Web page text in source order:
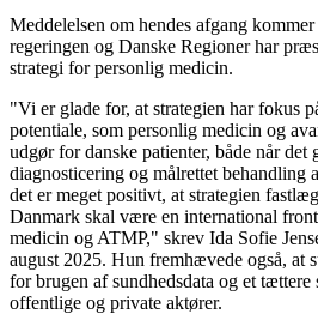
Meddelelsen om hendes afgang
regeringen og Danske Regioner har
strategi for personlig medicin.
"Vi er glade for, at strategien har fokus
potentiale, som personlig medicin og
udgør for danske patienter, både når
diagnosticering og målrettet behandling
det er meget positivt, at strategien
Danmark skal være en international
medicin og ATMP," skrev Ida Sofie
august 2025. Hun fremhævede også, at
for brugen af sundhedsdata og et tættere
offentlige og private aktører.